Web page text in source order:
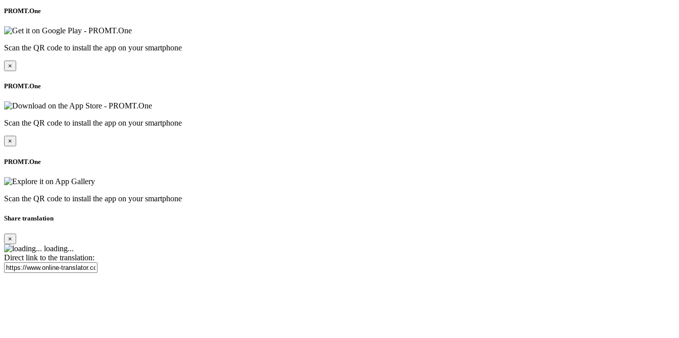
PROMT.One
Scan the QR code to install the app on your smartphone
×
PROMT.One
Scan the QR code to install the app on your smartphone
×
PROMT.One
Scan the QR code to install the app on your smartphone
Share translation
×
loading...
Direct link to the translation: